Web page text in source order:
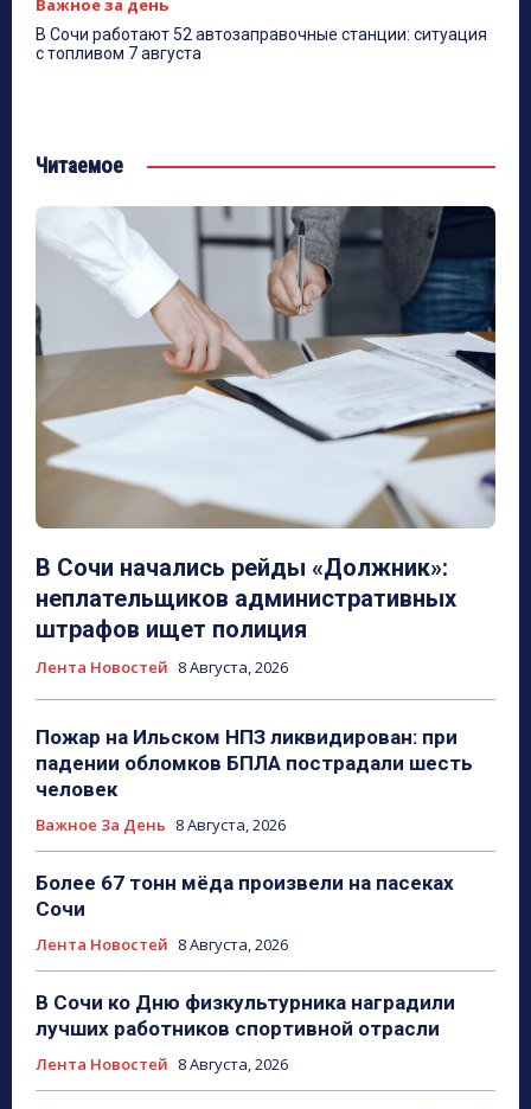
Важное за день
В Сочи работают 52 автозаправочные станции: ситуация
с топливом 7 августа
Читаемое
В Сочи начались рейды «Должник»:
неплательщиков административных
штрафов ищет полиция
Лента Новостей 8 Августа, 2026
Пожар на Ильском НПЗ ликвидирован: при
падении обломков БПЛА пострадали шесть
человек
Важное За День 8 Августа, 2026
Более 67 тонн мёда произвели на пасеках
Сочи
Лента Новостей 8 Августа, 2026
В Сочи ко Дню физкультурника наградили
лучших работников спортивной отрасли
Лента Новостей 8 Августа, 2026